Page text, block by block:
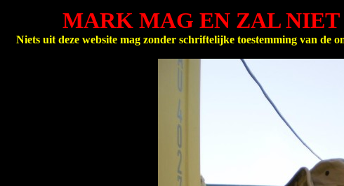
MARK MAG EN ZAL NIET
Niets uit deze website mag zonder schriftelijke toestemming van